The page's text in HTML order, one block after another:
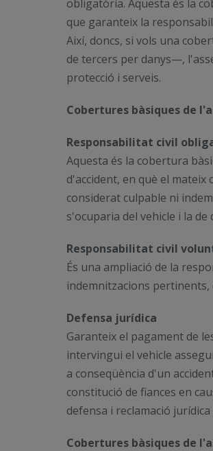
obligatòria. Aquesta és la
que garanteix la
Així, doncs, si vols una
de tercers per danys—,
protecció i serveis.
Cobertures bàsiques de
Responsabilitat civil
Aquesta és la cobertura
d'accident, en què el
considerat culpable ni
s'ocuparia del vehicle i la
Responsabilitat civil
És una ampliació de la
indemnitzacions pertinents,
Defensa jurídica
Garanteix el pagament de
intervingui el vehicle
a conseqüència d'un
constitució de fiances en
defensa i reclamació
Cobertures bàsiques de